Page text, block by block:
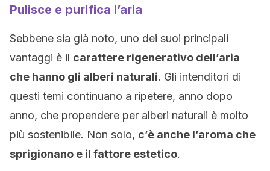
Pulisce e purifica l’aria
Sebbene sia già noto, uno dei suoi principali
vantaggi è il carattere rigenerativo dell’aria
che hanno gli alberi naturali. Gli intenditori di
questi temi continuano a ripetere, anno dopo
anno, che propendere per alberi naturali è molto
più sostenibile. Non solo, c’è anche l’aroma che
sprigionano e il fattore estetico.